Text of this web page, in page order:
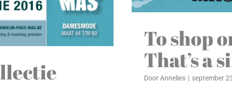
To shop
That’s a
DoorAnnelies | september